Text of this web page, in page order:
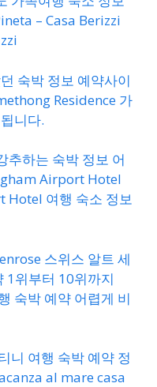
– Casa Berizzi
숙박 정보 예약사이
Residence 가
니다.
추하는 숙박 정보 어
Airport Hotel
여행 숙소 정보
스위스 알트 세
1위부터 10위까지
숙박 예약 어렵게 비
니 여행 숙박 예약 정
al mare casa